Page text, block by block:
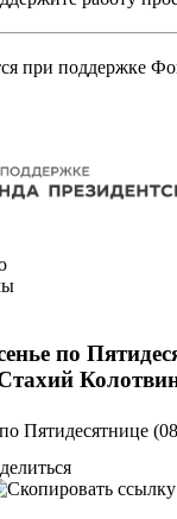
при поддержке
по
Пятидесятнице